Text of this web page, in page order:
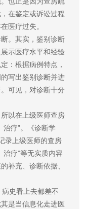
在鉴定或诉讼过程
医疗过失。
。其实，鉴别诊断
示医疗水平和经验
：根据病例特点，
写出鉴别诊断并进
可见，对诊断十分
以在上级医师查房
治疗”。《诊断学
录上级医师的查房
治疗”等无实质内容
补充、诊断依据、
史看上去都差不
是当信息化走进医